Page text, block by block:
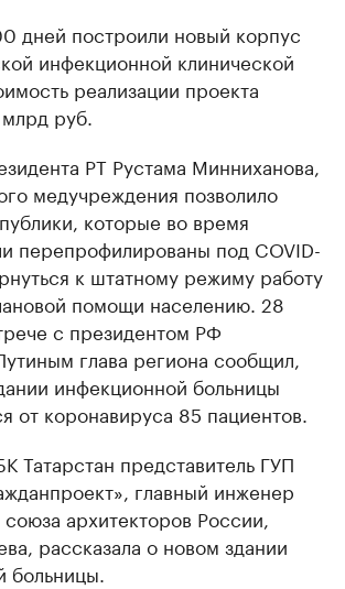
дней построили новый корпус
инфекционной клинической
реализации проекта
руб.
РТ Рустама Минниханова,
медучреждения позволило
которые во время
перепрофилированы под COVID-
к штатному режиму работу
помощи населению. 28
с президентом РФ
глава региона сообщил,
инфекционной больницы
от коронавируса 85 пациентов.
Татарстан представитель ГУП
главный инженер
архитекторов России,
рассказала о новом здании
больницы.